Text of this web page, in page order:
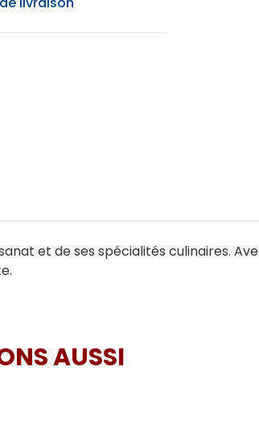
et de ses spécialités culinaires.
AUSSI